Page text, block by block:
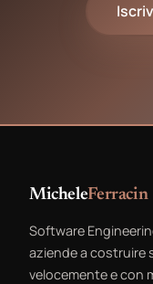
MicheleFerracin
Software
aziende a costruire
velocemente e con